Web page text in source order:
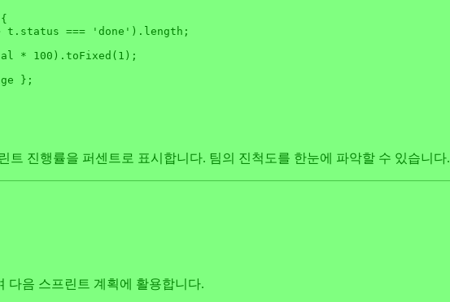
t. status === 'done' ). length ;
* 100 ). toFixed ( 1 );
};
트 진행률을 퍼센트로 표시합니다. 팀의 진척도를 한눈에 파악할 수 있습니다.
다음 스프린트 계획에 활용합니다.